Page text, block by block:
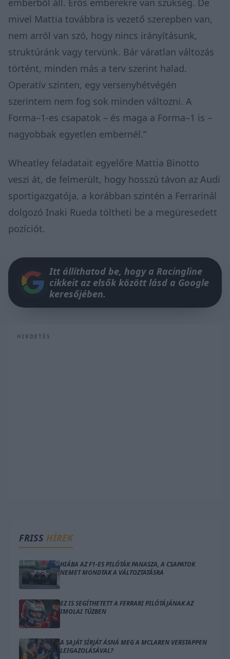
emberből áll. Erős emberekre van szükség. De
mivel Mattia továbbra is vezető szerepben van,
nem arról van szó, hogy nincs irányításunk,
struktúránk vagy tervünk. Bár váratlan változás
történt, minden más a terv szerint halad.
Operatív szinten, egy versenyhétvégén
szerintem nem fog sok minden változni. A
Forma–1-es csapatok – és maga a Forma–1 is –
nagyobbak egyetlen embernél.”
Wheatley feladatait egyelőre Mattia Binotto
veszi át, de felmerült, hogy hosszú távon az Audi
sportigazgatója, a korábban szintén a Ferrarinál
dolgozó Inaki Rueda töltheti be a megüresedett
pozíciót.
Itt állíthatod be, hogy a Racingline
cikkeit az elsők között lásd a Google
keresőjében.
HIRDETÉS
FRISS HÍREK
HIÁBA AZ F1-ES PILÓTÁK PANASZA, A CSAPATOK
NEMET MONDTAK A VÁLTOZTATÁSRA
EZ IS SEGÍTHETETT A FERRARI PILÓTÁJÁNAK AZ
IMOLAI TŰZBEN
A SAJÁT SÍRJÁT ÁSNÁ MEG A MCLAREN VERSTAPPEN
LEIGAZOLÁSÁVAL?